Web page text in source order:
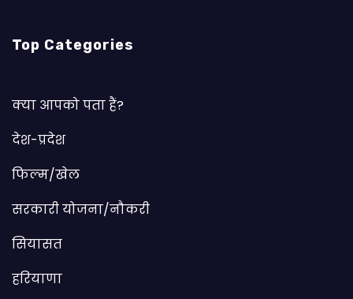
Top Categories
क्या आपको पता हैं?
देश-प्रदेश
फिल्म/खेल
सरकारी योजना/नौकरी
सियासत
हरियाणा